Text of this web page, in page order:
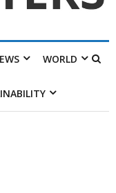
WORLD